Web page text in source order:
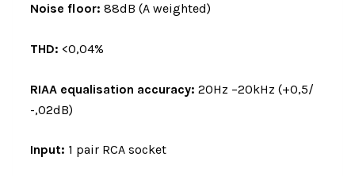
Noise floor: 88dB (A weighted)
THD: <0,04%
RIAA equalisation accuracy: 20Hz –20kHz (+0,5/
-,02dB)
Input: 1 pair RCA socket